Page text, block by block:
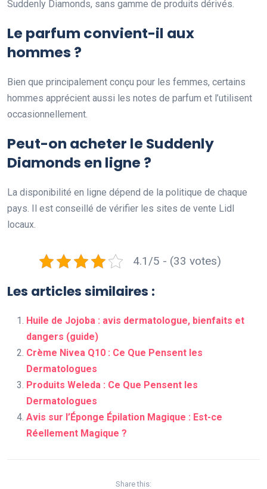
Suddenly Diamonds, sans gamme de produits dérivés.
Le parfum convient-il aux
hommes ?
Bien que principalement conçu pour les femmes, certains
hommes apprécient aussi les notes de parfum et l’utilisent
occasionnellement.
Peut-on acheter le Suddenly
Diamonds en ligne ?
La disponibilité en ligne dépend de la politique de chaque
pays. Il est conseillé de vérifier les sites de vente Lidl
locaux.
4.1/5 - (33 votes)
Les articles similaires :
Huile de Jojoba : avis dermatologue, bienfaits et
dangers (guide)
Crème Nivea Q10 : Ce Que Pensent les
Dermatologues
Produits Weleda : Ce Que Pensent les
Dermatologues
Avis sur l’Éponge Épilation Magique : Est-ce
Réellement Magique ?
Share this: